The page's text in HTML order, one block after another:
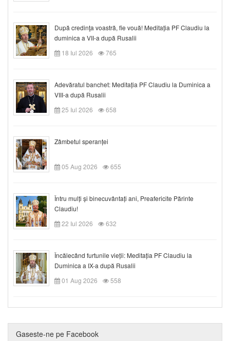
După credinţa voastră, fie vouă! Meditația PF Claudiu la
duminica a VII-a după Rusalii
18 Iul 2026
765
Adevăratul banchet: Meditația PF Claudiu la Duminica a
VIII-a după Rusalii
25 Iul 2026
658
Zâmbetul speranței
05 Aug 2026 655
Întru mulți și binecuvântați ani, Preafericite Părinte
Claudiu!
22 Iul 2026
632
Încălecând furtunile vieții: Meditația PF Claudiu la
Duminica a IX-a după Rusalii
01 Aug 2026
558
Gaseste-ne pe Facebook